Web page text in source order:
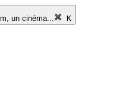
un cinéma...
K